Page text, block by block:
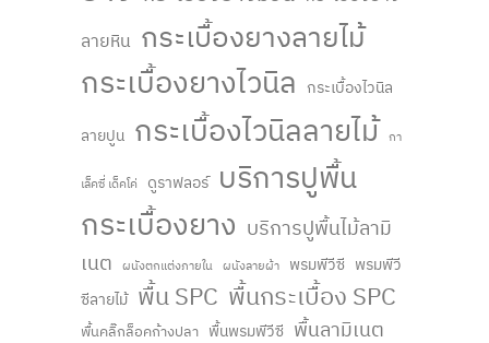
ลายหิน กระเบื้องยางลายไม้
กระเบื้องยางไวนิล กระเบื้องไวนิล
ลายปูน กระเบื้องไวนิลลายไม้ กา
เล็คซี่ เด็คโค่ ดูราฟลอร์ บริการปูพื้น
กระเบื้องยาง บริการปูพื้นไม้ลามิ
เนต
ผนังตกแต่งภายใน ผนังลายผ้า พรมพีวีซี พรมพีวี
ซีลายไม้ พื้น SPC พื้นกระเบื้อง SPC
พื้นคลิ๊กล็อคก้างปลา พื้นพรมพีวีซี พื้นลามิเนต